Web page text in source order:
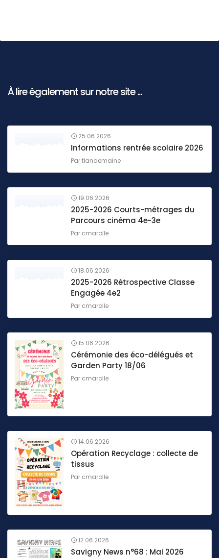
À lire également sur notre site ...
25.06.2026
Informations rentrée scolaire 2026
Partlandemaine
19.06.2026
2025-2026 Courts-métrages du
Parcours cinéma 4e-3e
Par cmarolle
18.06.2026
2025-2026 Rétrospective Classe
Engagée 4e2
Par cmarolle
15.06.2026
Cérémonie des éco-délégués et
Garden Party 18/06
Par cmarolle
14.06.2026
Opération Recyclage : collecte de
tissus
Par cmarolle
12.06.2026
Savigny News n°68 : Mai 2026